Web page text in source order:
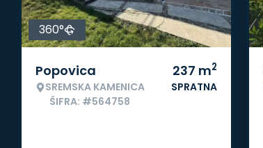
360°
Popovica
SREMSKA KAMENICA
ŠIFRA: #564758
237 m2
SPRATNA